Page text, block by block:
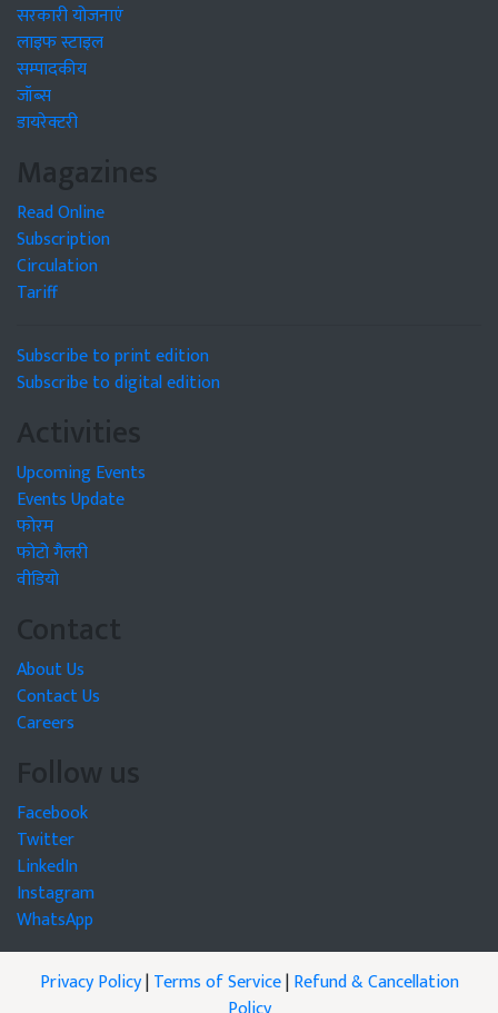
सरकारी योजनाएं
लाइफ स्टाइल
सम्पादकीय
जॉब्स
डायरेक्टरी
Magazines
Read Online
Subscription
Circulation
Tariff
Subscribe to print edition
Subscribe to digital edition
Activities
Upcoming Events
Events Update
फोरम
फोटो गैलरी
वीडियो
Contact
About Us
Contact Us
Careers
Follow us
Facebook
Twitter
LinkedIn
Instagram
WhatsApp
Privacy Policy|Terms of Service|Refund & Cancellation